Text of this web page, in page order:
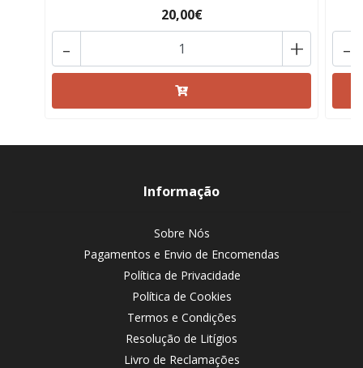
20,00€
+
- -
Informação
Sobre Nós
Pagamentos e Envio de Encomendas
Política de Privacidade
Política de Cookies
Termos e Condições
Resolução de Litígios
Livro de Reclamações